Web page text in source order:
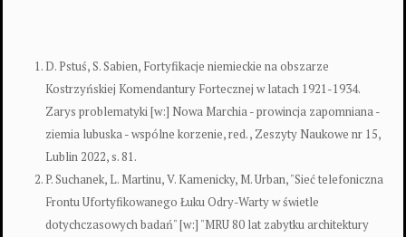
D. Pstuś, S. Sabien, Fortyfikacje niemieckie na obszarze
Kostrzyńskiej Komendantury Fortecznej w latach 1921-1934.
Zarys problematyki [w:] Nowa Marchia - prowincja zapomniana -
ziemia lubuska - wspólne korzenie, red. , Zeszyty Naukowe nr 15,
Lublin 2022, s. 81.
P. Suchanek, L. Martinu, V. Kamenicky, M. Urban, "Sieć telefoniczna
Frontu Ufortyfikowanego Łuku Odry-Warty w świetle
dotychczasowych badań" [w:] "MRU 80 lat zabytku architektury